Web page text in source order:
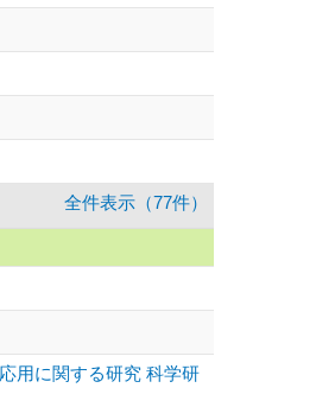
全件表示（77件）
用に関する研究 科学研